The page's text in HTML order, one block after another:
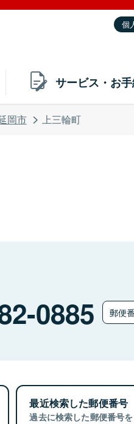
個
サービス・お手
岡市 上三輪町
0885 郵便
最近検索した郵便番号
過去に検索した郵便番号を